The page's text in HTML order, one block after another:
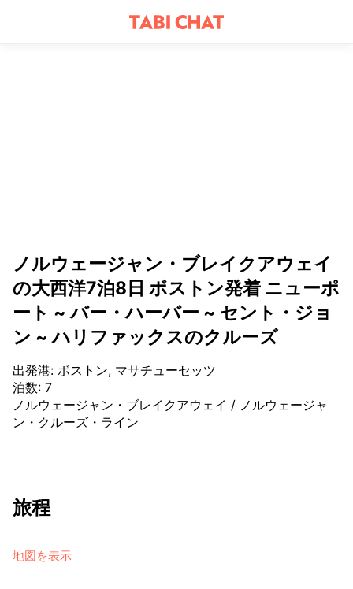
ノルウェージャン・ブレイクアウェイ
の大西洋7泊8日 ボストン発着 ニューポ
ート ~ バー・ハーバー ~ セント・ジョ
ン ~ ハリファックスのクルーズ
出発港: ボストン, マサチューセッツ
泊数: 7
ノルウェージャン・ブレイクアウェイ / ノルウェージャ
ン・クルーズ・ライン
旅程
地図を表示